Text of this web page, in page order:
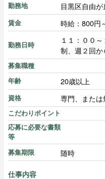
勤務地 目黒区自由が
賃金 時給：800円
勤務日時
１１：００
制、週２回か
募集職種
年齢
20歳以上
資格 専門、また
こだわりポイント
応募に必要な書類
等
募集期限
随時
仕事内容